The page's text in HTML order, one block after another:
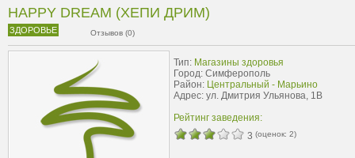
HAPPY DREAM (ХЕПИ ДРИМ)
ЗДОРОВЬЕ Отзывов (0)
Тип: Магазины здоровья
Город: Симферополь
Район: Центральный - Марьино
Адрес: ул. Дмитрия Ульянова, 1В
Рейтинг заведения:
3 (оценок: 2)